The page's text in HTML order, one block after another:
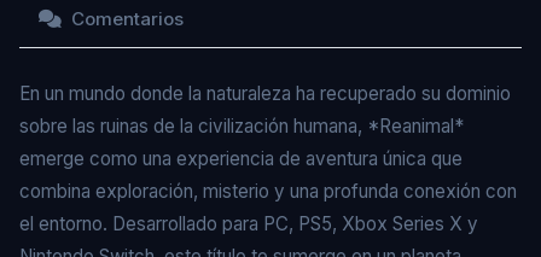
Comentarios
En un mundo donde la naturaleza ha recuperado su dominio
sobre las ruinas de la civilización humana, *Reanimal*
emerge como una experiencia de aventura única que
combina exploración, misterio y una profunda conexión con
el entorno. Desarrollado para PC, PS5, Xbox Series X y